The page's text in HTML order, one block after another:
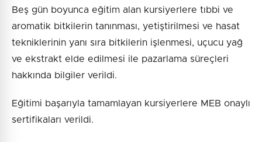
Beş gün boyunca eğitim alan kursiyerlere tıbbi ve
aromatik bitkilerin tanınması, yetiştirilmesi ve hasat
tekniklerinin yanı sıra bitkilerin işlenmesi, uçucu yağ
ve ekstrakt elde edilmesi ile pazarlama süreçleri
hakkında bilgiler verildi.
Eğitimi başarıyla tamamlayan kursiyerlere MEB onaylı
sertifikaları verildi.